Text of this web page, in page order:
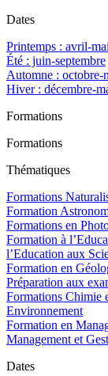
Dates
Printemps : avril-mai
Été : juin-septembre
Automne : octobre-
Hiver : décembre-
Formations
Formations
Thématiques
Formations
Formation
Formations en
Formation à
l’Education aux
Formation en
Préparation aux
Formations Chimie
Environnement
Formation en
Management et
Dates